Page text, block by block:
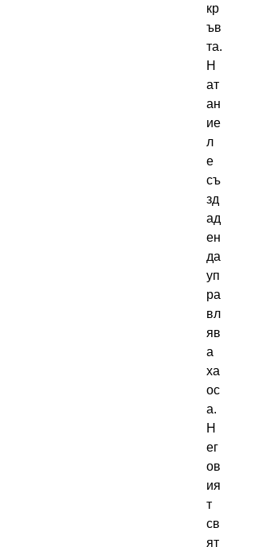
кр
ъв
та.
Н
ат
ан
ие
л
е
съ
зд
ад
ен
да
уп
ра
вл
яв
а
ха
ос
а.
Н
ег
ов
ия
т
св
ят